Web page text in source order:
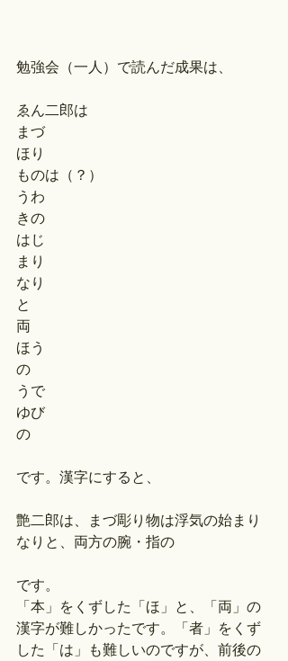
勉強会（一人）で読んだ成果は、
ゑん二郎は
まづ
ほり
ものは（？）
うわ
きの
はじ
まり
なり
と
両
ほう
の
うで
ゆび
の
です。漢字にすると、
艶二郎は、まづ彫り物は浮気の始まり
なりと、両方の腕・指の
です。
「本」をくずした「ほ」と、「両」の
漢字が難しかったです。「者」をくず
した「は」も難しいのですが、前後の